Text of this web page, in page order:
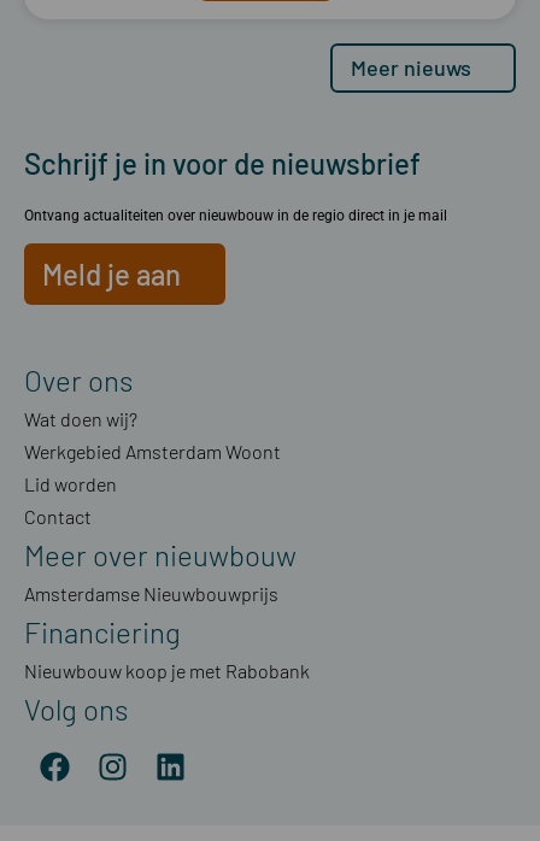
Meer nieuws
Schrijf je in voor de nieuwsbrief
Ontvang actualiteiten over nieuwbouw in de regio direct in je mail
Meld je aan
Over ons
Wat doen wij?
Werkgebied Amsterdam Woont
Lid worden
Contact
Meer over nieuwbouw
Amsterdamse Nieuwbouwprijs
Financiering
Nieuwbouw koop je met Rabobank
Volg ons